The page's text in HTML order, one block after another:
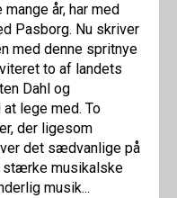
år, har med
Pasborg. Nu skriver
med denne spritnye
to af landets
Dahl og
lege med. To
der ligesom
det sædvanlige på
stærke musikalske
musik...